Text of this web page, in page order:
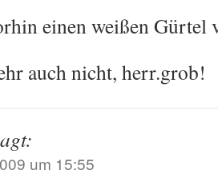
einen weißen
auch nicht, herr.grob!
um 15:55